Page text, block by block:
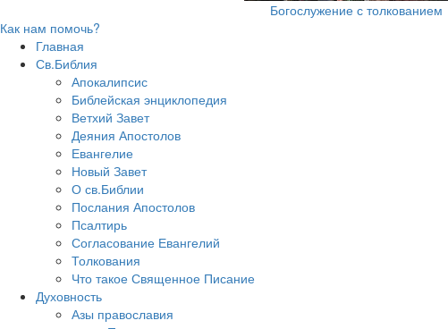
Богослужение с толкованием
Как нам помочь?
Главная
Св.Библия
Апокалипсис
Библейская энциклопедия
Ветхий Завет
Деяния Апостолов
Евангелие
Новый Завет
О св.Библии
Послания Апостолов
Псалтирь
Согласование Евангелий
Толкования
Что такое Священное Писание
Духовность
Азы православия